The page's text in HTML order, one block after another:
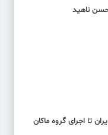
حسن ناهید
تا اجرای گروه ماکان